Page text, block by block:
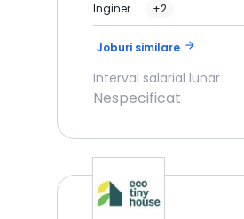
Inginer
+2
Joburi similare arrow_forward
Interval salarial lunar
Nespecificat